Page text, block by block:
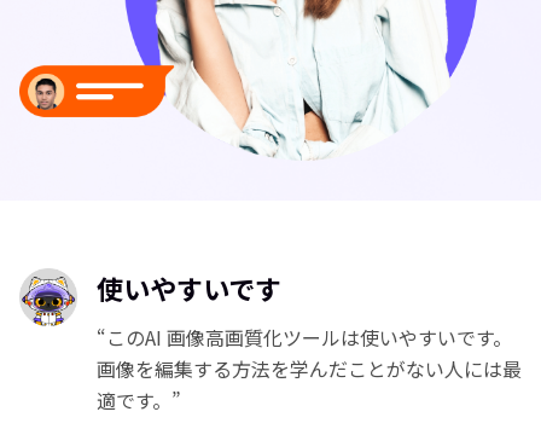
使いやすいです
“このAI 画像高画質化ツールは使いやすいです。
画像を編集する方法を学んだことがない人には最
適です。”